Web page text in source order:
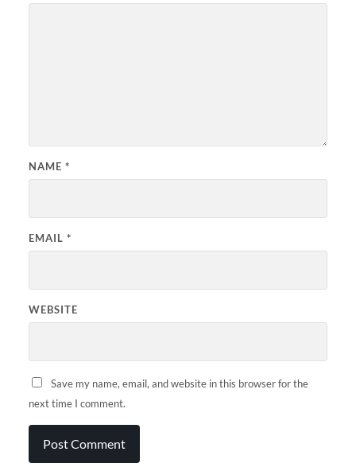
NAME *
EMAIL *
WEBSITE
Save my name, email, and website in this browser for the
next time I comment.